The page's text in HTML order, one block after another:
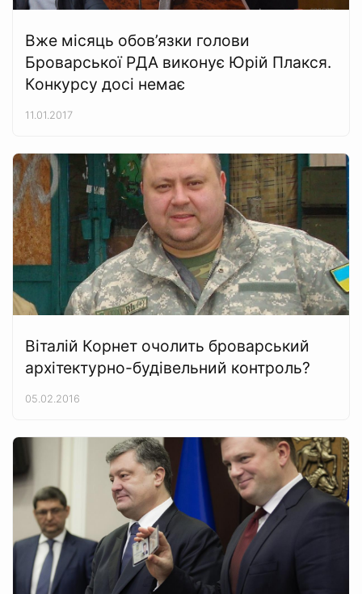
Вже місяць обов’язки голови
Броварської РДА виконує Юрій Плакся.
Конкурсу досі немає
11.01.2017
Віталій Корнет очолить броварський
архітектурно-будівельний контроль?
05.02.2016